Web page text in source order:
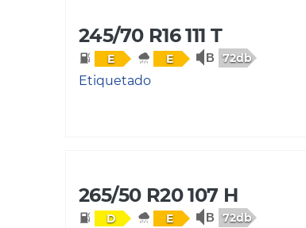
245/70 R16 111 T
E E 72db
Etiquetado
265/50 R20 107 H
D E 72db